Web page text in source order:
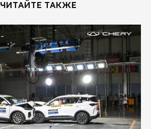
ЧИТАЙТЕ ТАКЖЕ